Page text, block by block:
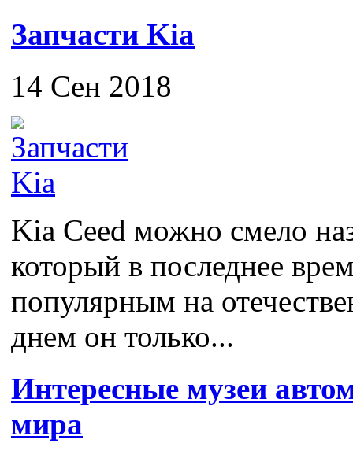
Запчасти Kia
14 Сен 2018
Kia Ceed можно смело
который в последнее
популярным на
днем он только...
Интересные музеи
мира